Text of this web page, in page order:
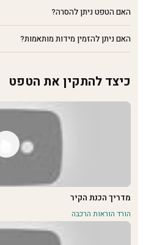
האם הטפט ניתן להסרה?
האם ניתן להזמין מידות מותאמות?
כיצד להתקין את הטפט
מדריך הכנת הקיר
הורד הוראות הרכבה